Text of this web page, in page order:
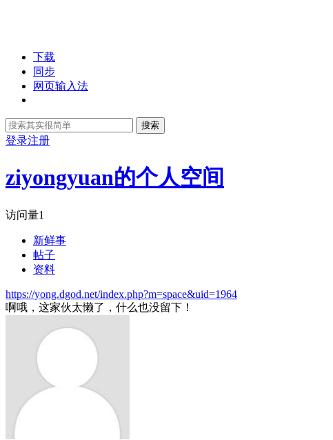
下载
同步
网页输入法
搜索
登录注册
ziyongyuan的个人空间
访问量1
新鲜事
帖子
资料
https://yong.dgod.net/index.php?m=space&uid=1964
啊哦，这家伙太懒了，什么也没留下！